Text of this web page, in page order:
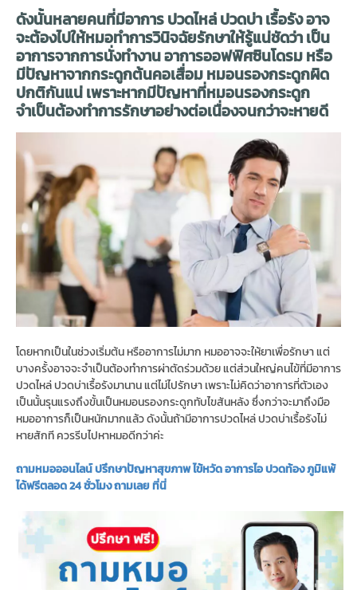
ดังนั้นหลายคนที่มีอาการ ปวดไหล่ ปวดบ่า เรื้อรัง อาจ
จะต้องไปให้หมอทำการวินิจฉัยรักษาให้รู้แน่ชัดว่า เป็น
อาการจากการนั่งทำงาน อาการออฟฟิศซินโดรม หรือ
มีปัญหาจากกระดูกต้นคอเสื่อม หมอนรองกระดูกผิด
ปกติกันแน่เพราะหากมีปัญหาที่หมอนรองกระดูก
จำเป็นต้องทำการรักษาอย่างต่อเนื่องจนกว่าจะหายดี
โดยหากเป็นในช่วงเริ่มต้น หรืออาการไม่มาก หมออาจจะให้ยาเพื่อรักษา แต่
บางครั้งอาจจะจำเป็นต้องทำการผ่าตัดร่วมด้วย แต่ส่วนใหญ่คนไข้ที่มีอาการ
ปวดไหล่ ปวดบ่าเรื้อรังมานาน แต่ไม่ไปรักษา เพราะไม่คิดว่าอาการที่ตัวเอง
เป็นนั้นรุนแรงถึงขั้นเป็นหมอนรองกระดูกทับไขสันหลัง ซึ่งกว่าจะมาถึงมือ
หมออาการก็เป็นหนักมากแล้ว ดังนั้นถ้ามีอาการปวดไหล่ ปวดบ่าเรื้อรังไม่
หายสักที ควรรีบไปหาหมอดีกว่าค่ะ
ถามหมอออนไลน์ ปรึกษาปัญหาสุขภาพ ไข้หวัด อาการไอ ปวดท้อง ภูมิแพ้
ได้ฟรีตลอด 24 ชั่วโมง ถามเลย ที่นี่